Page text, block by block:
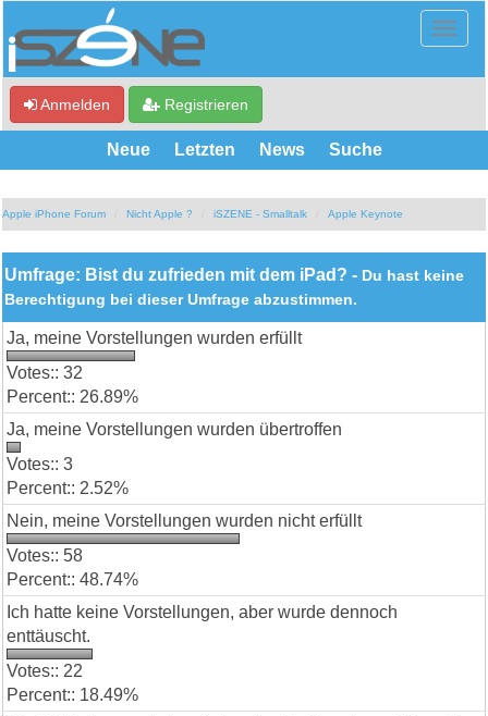
Anmelden Registrieren
Neue Letzten News Suche
Apple iPhone Forum Nicht Apple ? iSZENE - Smalltalk Apple Keynote
Umfrage: Bist du zufrieden mit dem iPad? - Du hast keine
Berechtigung bei dieser Umfrage abzustimmen.
Ja, meine Vorstellungen wurden erfüllt
32
26.89%
Ja, meine Vorstellungen wurden übertroffen
3
2.52%
Nein, meine Vorstellungen wurden nicht erfüllt
58
48.74%
Ich hatte keine Vorstellungen, aber wurde dennoch
enttäuscht.
22
18.49%